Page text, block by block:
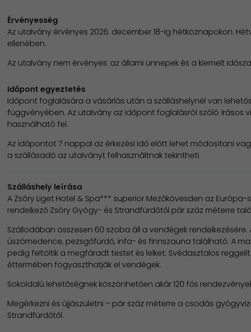
Érvényesség
Az utalvány érvényes 2026. december 18-ig hétköznapokon.
ellenében.
Az utalvány nem érvényes: az állami ünnepek és a kiemelt
Időpont egyeztetés
Időpont foglalására a vásárlás után a szálláshelynél van
függvényében. Az utalvány az időpont foglalásról szóló írásos
használható fel.
Az időpontot 7 nappal az érkezési idő előtt lehet módosítani
a szállásadó az utalványt felhasználtnak tekintheti.
Szálláshely leírása
A Zsóry Liget Hotel & Spa*** superior Mezőkövesden az
rendelkező Zsóry Gyógy- és Strandfürdőtől pár száz méterre
Szállodában összesen 60 szoba áll a vendégek rendelkezésére.
úszómedence, pezsgőfürdő, infa- és finnszauna található. A
pedig feltöltik a megfáradt testet és lelket. Svédasztalos
éttermében fogyaszthatják el vendégek.
Sokoldalú lehetőségnek köszönhetően akár 120 fős
Megérkezni és újjászületni – pár száz méterre a csodás
Strandfürdőtől.